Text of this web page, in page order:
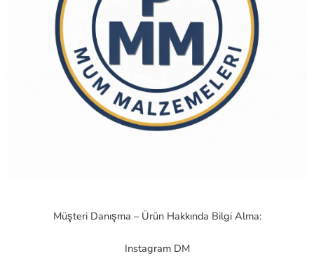
Müşteri Danışma – Ürün Hakkında Bilgi Alma:
Instagram DM